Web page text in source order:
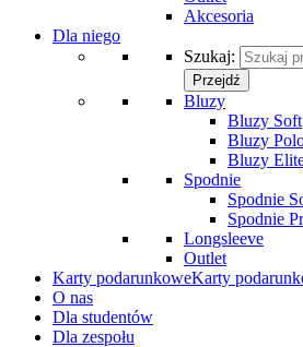
Akcesoria
Dla niego
Szukaj:
Przejdź
Bluzy
Bluzy Soft
Bluzy
Bluzy
Spodnie
Spodnie
Spodnie
Longsleeve
Outlet
Karty podarunkoweKarty
O nas
Dla studentów
Dla zespołu